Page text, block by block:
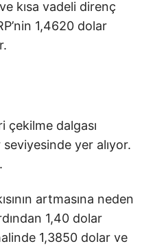
kısa vadeli direnç
1,4620 dolar
çekilme dalgası
yer alıyor.
artmasına neden
1,40 dolar
1,3850 dolar ve